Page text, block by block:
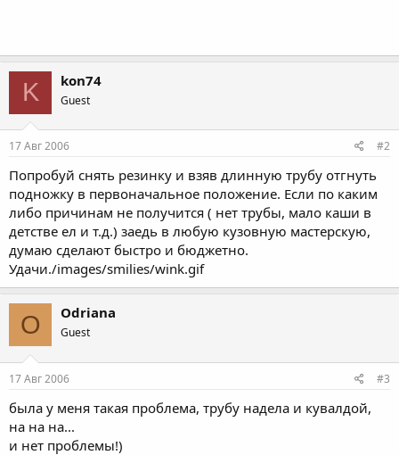
K kon74
Guest
17 Авг 2006 #2
Попробуй снять резинку и взяв длинную трубу отгнуть
подножку в первоначальное положение. Если по каким
либо причинам не получится ( нет трубы, мало каши в
детстве ел и т.д.) заедь в любую кузовную мастерскую,
думаю сделают быстро и бюджетно.
Удачи./images/smilies/wink.gif
O Odriana
Guest
17 Авг 2006 #3
была у меня такая проблема, трубу надела и кувалдой,
на на на...
и нет проблемы!)